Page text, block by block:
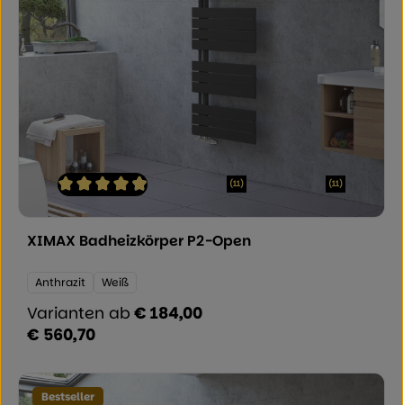
Durchschnittliche Bewertung von 4.91 von 5 Sternen
(11) (11)
XIMAX Badheizkörper P2-Open
Farbe:
Anthrazit Weiß
Varianten ab € 184,00
Regulärer Preis:
€ 560,70
Bestseller